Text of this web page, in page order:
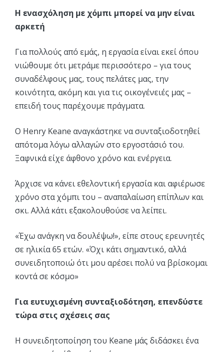
Η ενασχόληση με χόμπι μπορεί να μην είναι
αρκετή
Για πολλούς από εμάς, η εργασία είναι εκεί όπου
νιώθουμε ότι μετράμε περισσότερο – για τους
συναδέλφους μας, τους πελάτες μας, την
κοινότητα, ακόμη και για τις οικογένειές μας –
επειδή τους παρέχουμε πράγματα.
Ο Henry Keane αναγκάστηκε να συνταξιοδοτηθεί
απότομα λόγω αλλαγών στο εργοστάσιό του.
Ξαφνικά είχε άφθονο χρόνο και ενέργεια.
Άρχισε να κάνει εθελοντική εργασία και αφιέρωσε
χρόνο στα χόμπι του – αναπαλαίωση επίπλων και
σκι. Αλλά κάτι εξακολουθούσε να λείπει.
«Έχω ανάγκη να δουλέψω!», είπε στους ερευνητές
σε ηλικία 65 ετών. «Όχι κάτι σημαντικό, αλλά
συνειδητοποιώ ότι μου αρέσει πολύ να βρίσκομαι
κοντά σε κόσμο»
Για ευτυχισμένη συνταξιοδότηση, επενδύστε
τώρα στις σχέσεις σας
Η συνειδητοποίηση του Keane μάς διδάσκει ένα